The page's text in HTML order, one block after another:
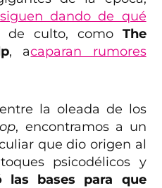
siguen dando de qué
culto, como The
, acaparan rumores
la oleada de los
, encontramos a un
que dio origen al
psicodélicos y
las bases para que